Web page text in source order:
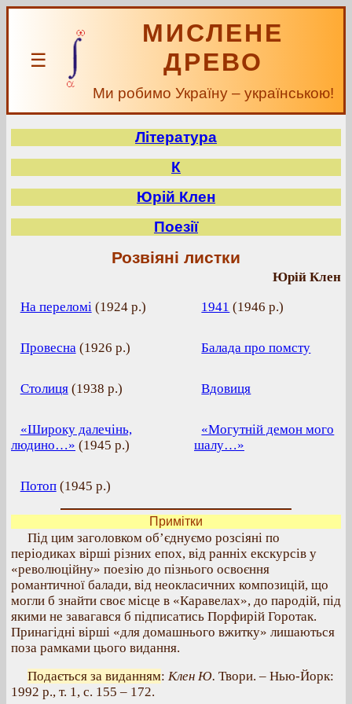
☰
МИСЛЕНЕ
ДРЕВО
Ми робимо Україну – українською!
Література
К
Юрій Клен
Поезії
Розвіяні листки
Юрій Клен
На переломі (1924 р.)
Провесна (1926 р.)
Столиця (1938 р.)
«Широку далечінь,
людино…» (1945 р.)
Потоп (1945 р.)
1941 (1946 р.)
Балада про помсту
Вдовиця
«Могутній демон мого
шалу…»
Примітки
Під цим заголовком об’єднуємо розсіяні по
періодиках вірші різних епох, від ранніх екскурсів у
«революційну» поезію до пізнього освоєння
романтичної балади, від неокласичних композицій, що
могли б знайти своє місце в «Каравелах», до пародій, під
якими не завагався б підписатись Порфирій Горотак.
Принагідні вірші «для домашнього вжитку» лишаються
поза рамками цього видання.
Подається за виданням: Клен Ю. Твори. – Нью-Йорк:
1992 р., т. 1, с. 155 – 172.